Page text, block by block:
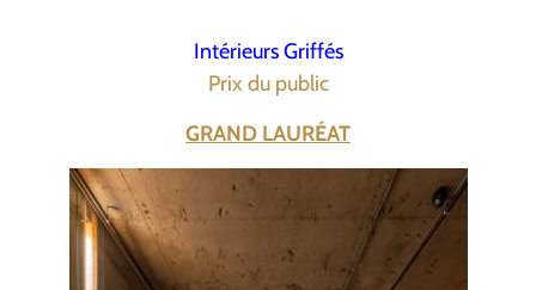
Intérieurs Griffés
Prix du public
GRAND LAURÉAT